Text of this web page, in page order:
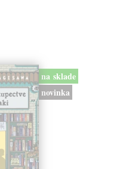
na sklade
novinka